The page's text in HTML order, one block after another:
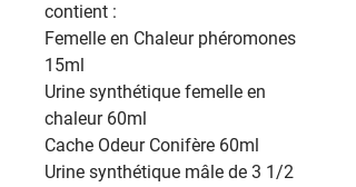
contient :
Femelle en Chaleur phéromones
15ml
Urine synthétique femelle en
chaleur 60ml
Cache Odeur Conifère 60ml
Urine synthétique mâle de 3 1/2